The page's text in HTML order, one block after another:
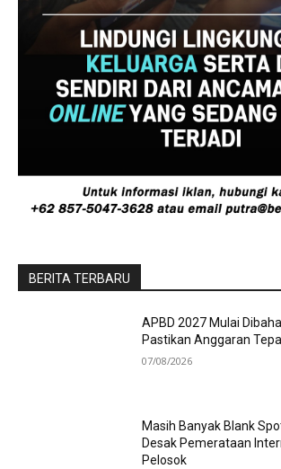
BERITA TERBARU
APBD 2027 Mulai
Pastikan Anggaran
07/08/2026
Masih Banyak Blank
Desak Pemerataan
Pelosok